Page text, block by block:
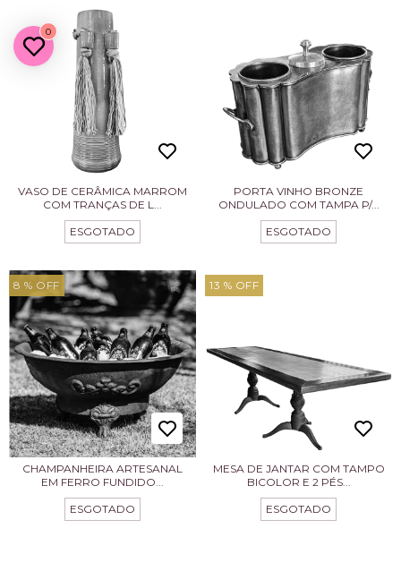
VASO DE CERÂMICA MARROM
COM TRANÇAS DE L...
ESGOTADO
PORTA VINHO BRONZE
ONDULADO COM TAMPA P/...
ESGOTADO
8 % OFF
CHAMPANHEIRA ARTESANAL
EM FERRO FUNDIDO...
ESGOTADO
13 % OFF
MESA DE JANTAR COM TAMPO
BICOLOR E 2 PÉS...
ESGOTADO
0